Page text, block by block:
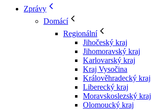
Zprávy
Domácí
Regionální
Jihočeský kraj
Jihomoravský kraj
Karlovarský kraj
Kraj Vysočina
Králověhradecký kraj
Liberecký kraj
Moravskoslezský kraj
Olomoucký kraj